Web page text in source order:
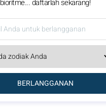
bioritme... daftarlah sekarang!
BERLANGGANAN